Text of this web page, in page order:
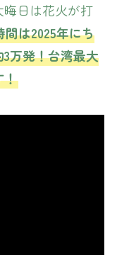
日は花火が打
は2025年にち
万発！台湾最大
！